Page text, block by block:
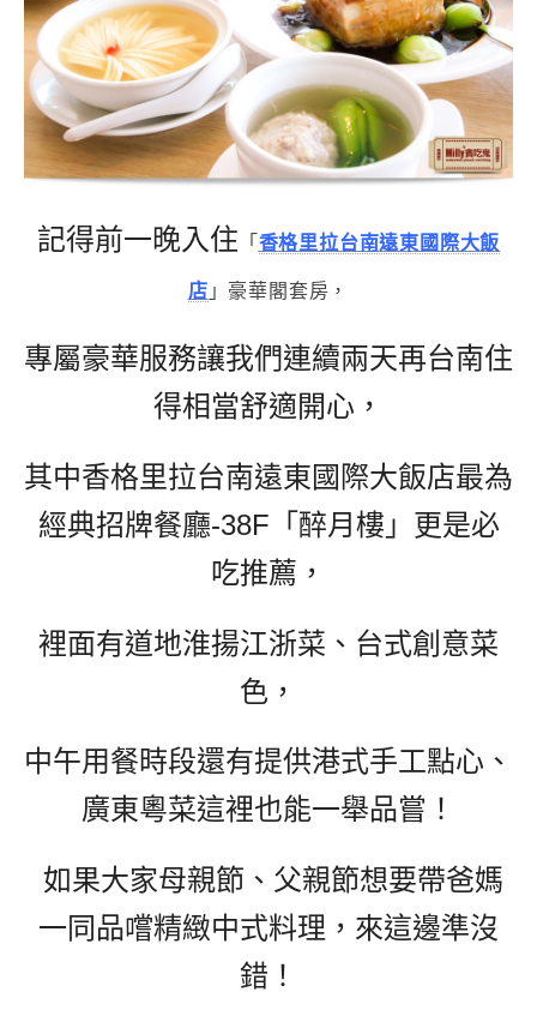
記得前一晚入住 「 香格里拉台南遠東國際大飯
店 」豪華閣套房，
專屬豪華服務讓我們連續兩天再台南住
得相當舒適開心，
其中香格里拉台南遠東國際大飯店最為
經典招牌餐廳-38F「醉月樓」更是必
吃推薦，
裡面有道地淮揚江浙菜、台式創意菜
色，
中午用餐時段還有提供港式手工點心、
廣東粵菜這裡也能一舉品嘗！
如果大家母親節、父親節想要帶爸媽
一同品嚐精緻中式料理，來這邊準沒
錯！